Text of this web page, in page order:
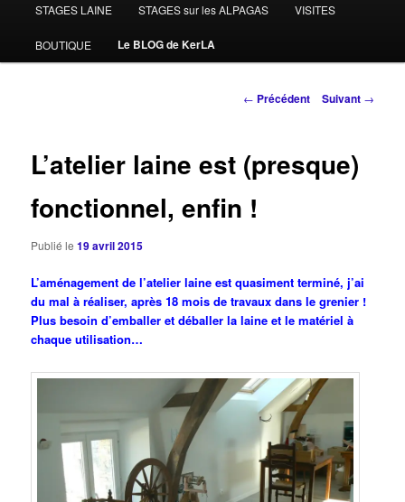
STAGES LAINE STAGES sur les ALPAGAS VISITES
BOUTIQUE Le BLOG de KerLA
Navigation
← Précédent Suivant →
L’atelier laine est (presque)
fonctionnel, enfin !
Publié le19 avril 2015
L’aménagement de l’atelier laine est quasiment terminé, j’ai
du mal à réaliser, après 18 mois de travaux dans le grenier !
Plus besoin d’emballer et déballer la laine et le matériel à
chaque utilisation…